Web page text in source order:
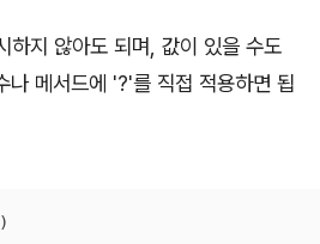
지 않아도 되며, 값이 있을 수도
나 메서드에 '?'를 직접 적용하면 됩